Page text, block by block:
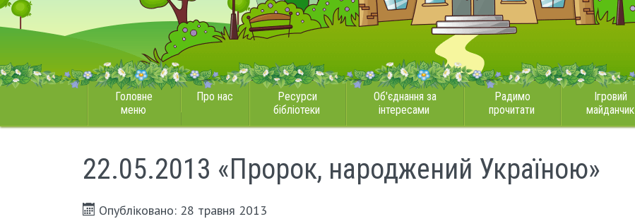
Головне
меню
Про нас
Ресурси
бібліотеки
Об'єднання за
інтересами
Радимо
прочитати
Ігровий
майданчик
22.05.2013 «Пророк, народжений Україною»
Опубліковано: 28 травня 2013